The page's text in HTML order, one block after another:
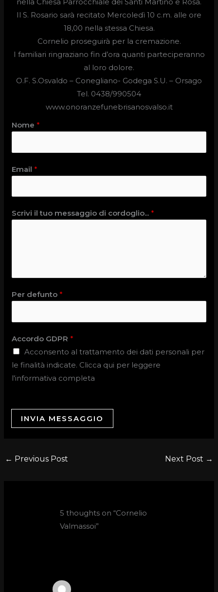
Il S. Rosario sarà recitato Mercoledì 10 c.m. alle ore
18,00 nella stessa Chiesa.
Cornelio proseguirà per la cremazione.
I familiari ringraziano fin d’ora quanti parteciperanno
al loro dolore.
O.F. S.Osvaldo – Conegliano- Godega S.U. – Orsago
Tel. 0438/990504
www.onoranzefunebrisanosvalso.it
Nome*
Email*
Scrivi il tuo messaggio di cordoglio...*
Per defunto*
Accordo GDPR*
Acconsento al trattamento dei dati personali per
le finalità indicate. Clicca qui per leggere
l'informativa completa
INVIA MESSAGGIO
← Previous Post Next Post →
5 thoughts on “Cornelio
Valmassoi”